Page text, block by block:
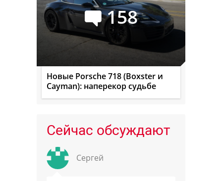
158
Новые Porsche 718 (Boxster и
Cayman): наперекор судьбе
Сейчас обсуждают
Сергей